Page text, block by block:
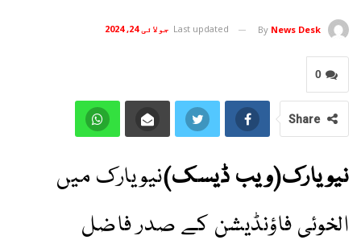
By News Desk
Last updated جولائی 24, 2024
0
Share
نیویارک(ویب ڈیسک)نیویارک میں
الخوئی فاؤنڈیشن کے صدر فاضل